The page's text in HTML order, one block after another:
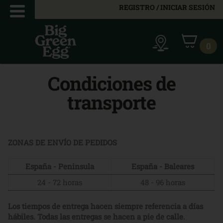
REGISTRO / INICIAR SESIÓN
0
Condiciones de
transporte
ZONAS DE ENVÍO DE PEDIDOS
España - Peninsula
España - Baleares
24 - 72 horas
48 - 96 horas
Los tiempos de entrega hacen siempre referencia a días
hábiles. Todas las entregas se hacen a pie de calle.